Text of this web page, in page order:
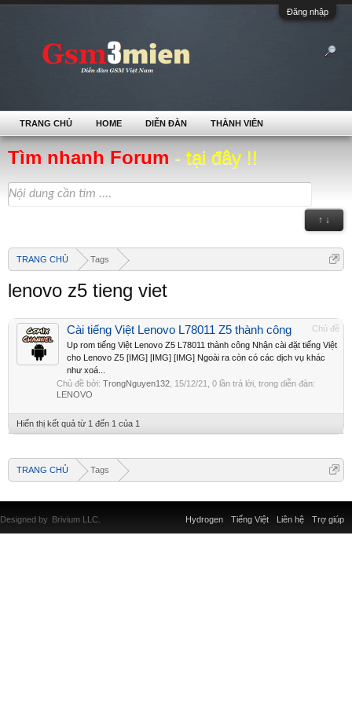
Đăng nhập
Tìm nhanh Forum - tại đây !!
↑ ↓
TRANG CHỦ Tags
lenovo z5 tieng viet
Chủ đề
Cài tiếng Việt Lenovo L78011 Z5 thành công
Up rom tiếng Việt Lenovo Z5 L78011 thành công Nhận cài đặt tiếng Việt
cho Lenovo Z5 [IMG] [IMG] [IMG] Ngoài ra còn có các dịch vụ khác
như xoá...
Chủ đề bởi: TrongNguyen132 15/12/21
, 0 lần trả lời, trong diễn đàn:
LENOVO
Hiển thị kết quả từ 1 đến 1 của 1
TRANG CHỦ Tags
TRANG CHỦ HOME DIỄN ĐÀN THÀNH VIÊN
Liên hệ Trợ giúp
Hydrogen Tiếng Việt
Designed by Brivium LLC.